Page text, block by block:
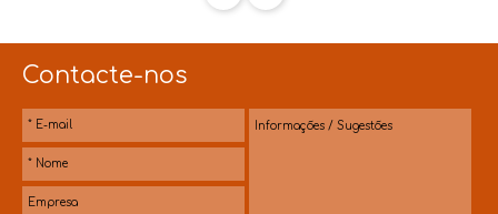
Contacte-nos